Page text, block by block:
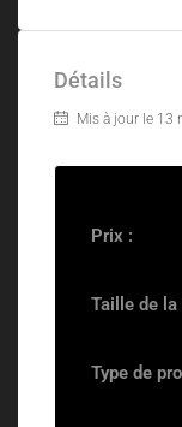
Détails
Mis à jour le 13
Prix :
Taille de la
Type de